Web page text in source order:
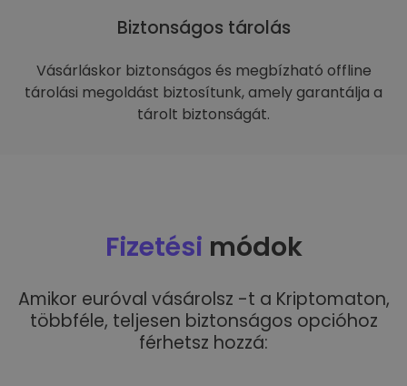
Biztonságos tárolás
Vásárláskor biztonságos és megbízható offline
tárolási megoldást biztosítunk, amely garantálja a
tárolt biztonságát.
Fizetési módok
Amikor euróval vásárolsz -t a Kriptomaton,
többféle, teljesen biztonságos opcióhoz
férhetsz hozzá: